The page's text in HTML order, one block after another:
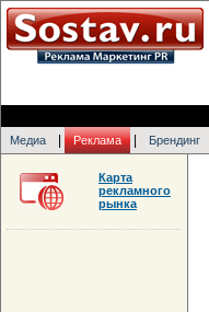
Медиа Реклама Брендинг
Карта
рекламного
рынка